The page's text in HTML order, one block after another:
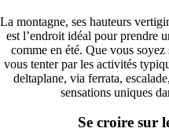
La montagne, ses hauteurs
est l’endroit idéal pour prendre
comme en été. Que vous
vous tenter par les activités
deltaplane, via ferrata,
sensations uniques
Se croire sur